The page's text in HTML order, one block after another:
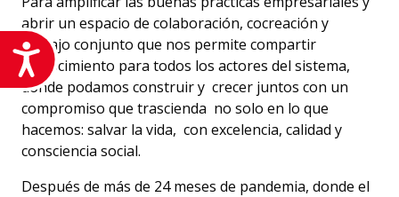
Accesibilidad
abrir un espacio de colaboración, cocreación y
trabajo conjunto que nos permite compartir
conocimiento para todos los actores del sistema,
donde podamos construir y crecer juntos con un
compromiso que trascienda no solo en lo que
hacemos: salvar la vida, con excelencia, calidad y
consciencia social.
Después de más de 24 meses de pandemia, donde el